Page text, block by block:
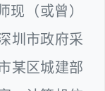
（或曾）
圳市政府采
某区城建部